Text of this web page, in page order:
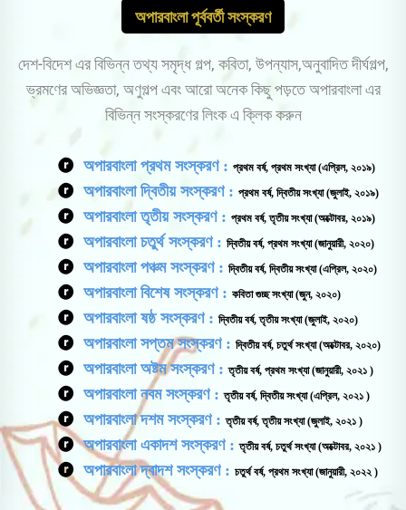
অপারবাংলা পূর্ববর্তী সংস্করণ
দেশ-বিদেশ এর বিভিন্ন তথ্য সমৃদ্ধ গল্প, কবিতা, উপন্যাস,অনুবাদিত দীর্ঘগল্প,
ভ্রমণের অভিজ্ঞতা, অণুগল্প এবং আরো অনেক কিছু পড়তে অপারবাংলা এর
বিভিন্ন সংস্করণের লিংক এ ক্লিক করুন
অপারবাংলা প্রথম সংস্করণ : প্রথম বর্ষ, প্রথম সংখ্যা (এপ্রিল, ২০১৯)
অপারবাংলা দ্বিতীয় সংস্করণ : প্রথম বর্ষ, দ্বিতীয় সংখ্যা (জুলাই, ২০১৯)
অপারবাংলা তৃতীয় সংস্করণ : প্রথম বর্ষ, তৃতীয় সংখ্যা (অক্টোবর, ২০১৯)
অপারবাংলা চতুর্থ সংস্করণ : দ্বিতীয় বর্ষ, প্রথম সংখ্যা (জানুয়ারী, ২০২০)
অপারবাংলা পঞ্চম সংস্করণ : দ্বিতীয় বর্ষ, দ্বিতীয় সংখ্যা (এপ্রিল, ২০২০)
অপারবাংলা বিশেষ সংস্করণ : কবিতা গুচ্ছ সংখ্যা (জুন, ২০২০)
অপারবাংলা ষষ্ঠ সংস্করণ : দ্বিতীয় বর্ষ, তৃতীয় সংখ্যা (জুলাই, ২০২০)
অপারবাংলা সপ্তম সংস্করণ : দ্বিতীয় বর্ষ, চতুর্থ সংখ্যা (অক্টোবর, ২০২০)
অপারবাংলা অষ্টম সংস্করণ :তৃতীয় বর্ষ, প্রথম সংখ্যা (জানুয়ারী, ২০২১ )
অপারবাংলা নবম সংস্করণ :তৃতীয় বর্ষ, দ্বিতীয় সংখ্যা (এপ্রিল, ২০২১ )
অপারবাংলা দশম সংস্করণ :তৃতীয় বর্ষ, তৃতীয় সংখ্যা (জুলাই, ২০২১ )
অপারবাংলা একাদশ সংস্করণ :তৃতীয় বর্ষ, চতুর্থ সংখ্যা (অক্টোবর, ২০২১ )
অপারবাংলা দ্বাদশ সংস্করণ : চতুর্থ বর্ষ, প্রথম সংখ্যা (জানুয়ারী, ২০২২ )